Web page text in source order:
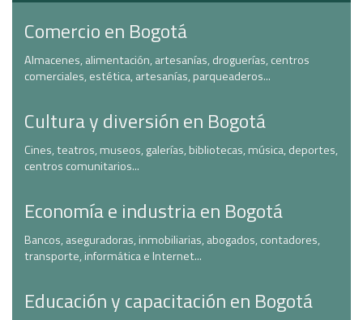
Comercio en Bogotá
Almacenes, alimentación, artesanías, droguerías, centros
comerciales, estética, artesanías, parqueaderos...
Cultura y diversión en Bogotá
Cines, teatros, museos, galerías, bibliotecas, música, deportes,
centros comunitarios...
Economía e industria en Bogotá
Bancos, aseguradoras, inmobiliarias, abogados, contadores,
transporte, informática e Internet...
Educación y capacitación en Bogotá